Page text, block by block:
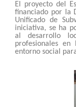
El proyecto del
financiado por la
Unificado de
iniciativa, se ha
al desarrollo
profesionales
entorno social